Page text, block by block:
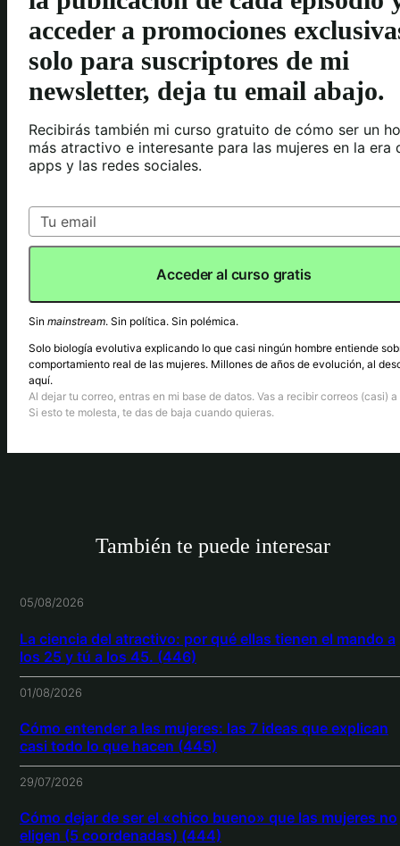
acceder a promociones
solo para suscriptores de mi
newsletter, deja tu email abajo.
Recibirás también mi curso gratuito de cómo ser un
más atractivo e interesante para las mujeres en la era
apps y las redes sociales.
Acceder al curso gratis
Sin mainstream. Sin política. Sin polémica.
Solo biología evolutiva explicando lo que casi ningún hombre entiende
comportamiento real de las mujeres. Millones de años de evolución, al
aquí.
Al dejar tu correo, entras en mi base de datos. Vas a recibir correos (casi)
Si esto te molesta, te das de baja cuando quieras.
También te puede interesar
05/08/2026
La ciencia del atractivo: por qué ellas tienen el mando a
los 25 y tú a los 45. (446)
01/08/2026
Cómo entender a las mujeres: las 7 ideas que explican
casi todo lo que hacen (445)
29/07/2026
Cómo dejar de ser el «chico bueno» que las mujeres no
eligen (5 coordenadas) (444)